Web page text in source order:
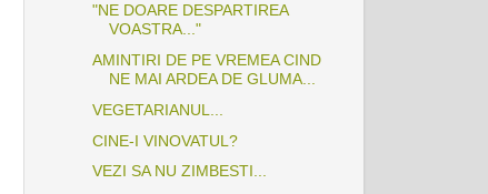
"NE DOARE DESPARTIREA
VOASTRA..."
AMINTIRI DE PE VREMEA CIND
NE MAI ARDEA DE GLUMA...
VEGETARIANUL...
CINE-I VINOVATUL?
VEZI SA NU ZIMBESTI...